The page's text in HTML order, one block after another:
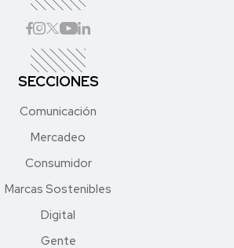
SECCIONES
Comunicación
Mercadeo
Consumidor
Marcas Sostenibles
Digital
Gente